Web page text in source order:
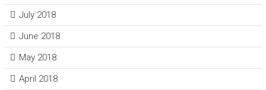
July 2018
June 2018
May 2018
April 2018